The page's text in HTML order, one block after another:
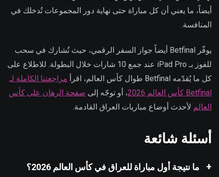
أيضاً، ما يعني أن كل مباراة حتى نهاية دور المجموعات تُدخلك في
المنافسة.
يوفّر Betfinal أيضاً جواز السفر الرقمي، حيث تُشارك في سحب
للفوز بـ iPad Pro عند جمع 10 شارات خلال البطولة. للاطلاع على
كل ما يُقدّمه Betfinal طوال كأس العالم، اقرأ
مراجعتنا الكاملة لـ
Betfinal كأس العالم 2026
، أو توجّه إلى صفحة الرهان على كأس
العالم لأحدث أوضاع مباريات العراق القادمة.
أسئلة شائعة
ما نتيجة أول مباراة للعراق في كأس العالم 2026؟